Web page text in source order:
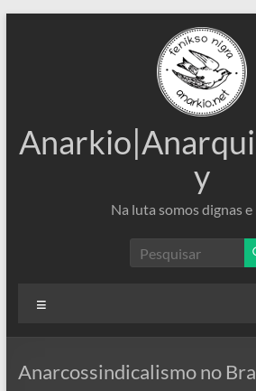
y
Na luta somos dignas
Anarcossindicalismo no